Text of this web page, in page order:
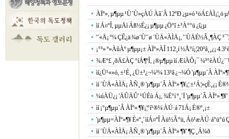
ÀÏº», µ¶µµ ¹Ù´Ù»çÀÚ Àâ´Â 12ºÐ ¿µ»ó ¹öÁ£ÀÌ¡¦¸ö
ìí Á¤ºÎ, µµÄì Áß½É¿¡ µ¶µµ ¿Ö°î ±³À°°ü ¿î¿µ
'´«Ä¡ º¼ ÇÊ¿ä ¾ø´Ù'´ø ´ÙÄ«ÀÌÄ¡, '´ÙÄÉ½Ã¸¶ÀÇ
¡°³» º»ÀûÀº µ¶µµ¡± ÀÏº»ÀÎ 112¸í ½Å°í¡¦20³â¸¸¿¡
¾Æº£ ¸ðÄ£ÀÇ °íÁ¶ºÎ, ¡®µ¶µµ ìí ÆíÀÔ¡¯
ìí¿Ü¹«»ó, ±¹È¸ ¿Ü±³¿¬¼³¼­ 13³â ¿¬¼Ó 'µ¶µµ´Â
ìí ´ÙÄ«ÀÌÄ¡ ÃÑ¸® 'µ¶µµ´Â ÀÏº» ¶¥¡¦ ±¹Á¦»çÈ¸¿¡
¼úÀÜ¿¡ 'ÄÛÄÛ' ¹ÚÈù Á¡, ¾Ë°í º¸´Ï 'µ¶µµ´Â ÀÏº» ¶¥'
ìí ¡°µ¶µµ´Â ÀÏº» ¶¥¡¦°í¹®¼­ ÀÚ·á 71Á¡ È®º¸¡±
'µ¶µµ=ÀÏº»¶¥ È«º¸' ìíÁ¤ºÎ Àü½Ã°ü, Áö¹æÀÚ·á°ü°ú
ìí ´ÙÄ«ÀÌÄ¡ ÃÑ¸® 'µ¶µµ´Â ÀÏº» ¶¥' ¶Ç ¸Á¾ð